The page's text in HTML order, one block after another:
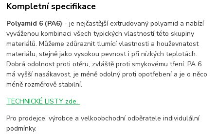
Kompletní specifikace
Polyamid 6 (PA6) - je nejčastější extrudovaný polyamid a nabízí
vyváženou kombinaci všech typických vlastností této skupiny
materiálů. Můžeme zdůraznit tlumící vlastnosti a houževnatost
materiálu, stejně jako vysokou pevnost i při nízkých teplotách.
Dobrá odolnost proti otěru, zvláště proti smykovému tření. PA 6
má vyšší nasákavost, je méně odolný proti opotřebení a je o něco
méně rozměrově stabilní.
TECHNICKÉ LISTY zde.
Pro prodejce, výrobce a velkoobchodní odběratele individulální
podmínky.